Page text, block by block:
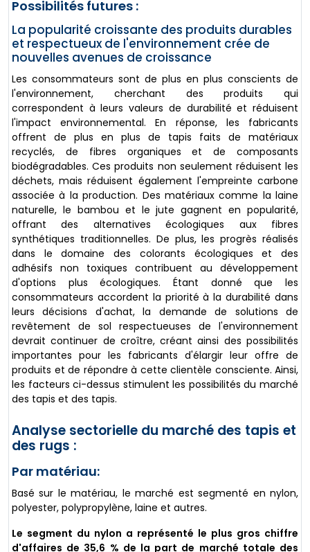
Possibilités futures :
La popularité croissante des produits durables
et respectueux de l'environnement crée de
nouvelles avenues de croissance
Les consommateurs sont de plus en plus conscients de
l'environnement, cherchant des produits qui
correspondent à leurs valeurs de durabilité et réduisent
l'impact environnemental. En réponse, les fabricants
offrent de plus en plus de tapis faits de matériaux
recyclés, de fibres organiques et de composants
biodégradables. Ces produits non seulement réduisent les
déchets, mais réduisent également l'empreinte carbone
associée à la production. Des matériaux comme la laine
naturelle, le bambou et le jute gagnent en popularité,
offrant des alternatives écologiques aux fibres
synthétiques traditionnelles. De plus, les progrès réalisés
dans le domaine des colorants écologiques et des
adhésifs non toxiques contribuent au développement
d'options plus écologiques. Étant donné que les
consommateurs accordent la priorité à la durabilité dans
leurs décisions d'achat, la demande de solutions de
revêtement de sol respectueuses de l'environnement
devrait continuer de croître, créant ainsi des possibilités
importantes pour les fabricants d'élargir leur offre de
produits et de répondre à cette clientèle consciente. Ainsi,
les facteurs ci-dessus stimulent les possibilités du marché
des tapis et des tapis.
Analyse sectorielle du marché des tapis et
des rugs :
Par matériau:
Basé sur le matériau, le marché est segmenté en nylon,
polyester, polypropylène, laine et autres.
Le segment du nylon a représenté le plus gros chiffre
d'affaires de 35,6 % de la part de marché totale des